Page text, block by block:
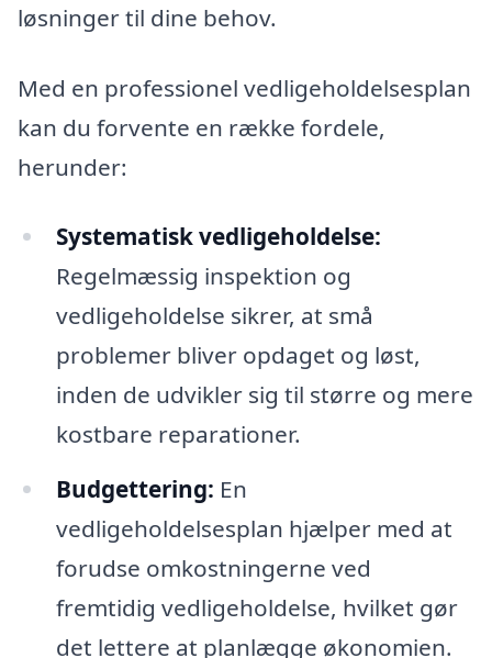
løsninger til dine behov.
Med en professionel vedligeholdelsesplan
kan du forvente en række fordele,
herunder:
Systematisk vedligeholdelse:
Regelmæssig inspektion og
vedligeholdelse sikrer, at små
problemer bliver opdaget og løst,
inden de udvikler sig til større og mere
kostbare reparationer.
Budgettering: En
vedligeholdelsesplan hjælper med at
forudse omkostningerne ved
fremtidig vedligeholdelse, hvilket gør
det lettere at planlægge økonomien.